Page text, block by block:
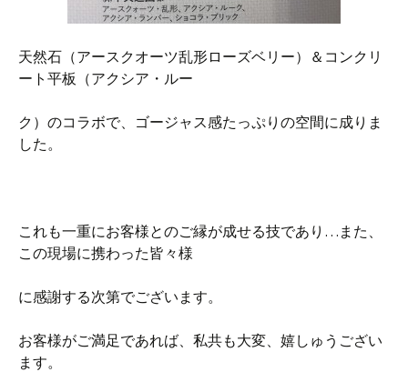
天然石（アースクオーツ乱形ローズベリー）＆コンクリ
ート平板（アクシア・ルー
ク）のコラボで、ゴージャス感たっぷりの空間に成りま
した。
これも一重にお客様とのご縁が成せる技であり…また、
この現場に携わった皆々様
に感謝する次第でございます。
お客様がご満足であれば、私共も大変、嬉しゅうござい
ます。